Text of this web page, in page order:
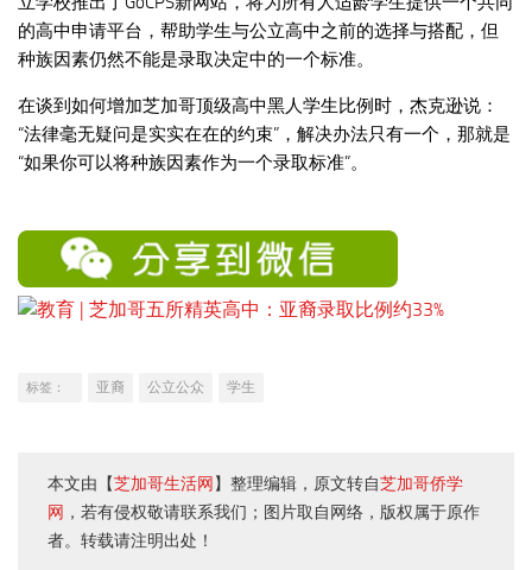
的高中申请平台，帮助学生与公立高中之前的选择与搭配，但
种族因素仍然不能是录取决定中的一个标准。
在谈到如何增加芝加哥顶级高中黑人学生比例时，杰克逊说：
“法律毫无疑问是实实在在的约束”，解决办法只有一个，那就是
“如果你可以将种族因素作为一个录取标准”。
标签： 亚裔 公立公众 学生
本文由【芝加哥生活网 】整理编辑，原文转自芝加哥侨学
网 ，若有侵权敬请联系我们；图片取自网络，版权属于原作
者。转载请注明出处！